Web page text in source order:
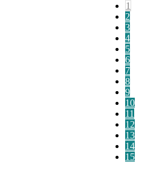
1
2
3
4
5
6
7
8
9
10
11
12
13
14
15